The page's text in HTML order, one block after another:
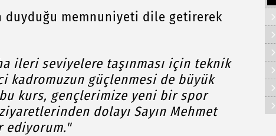
duyduğu memnuniyeti dile getirerek
ileri seviyelere taşınması için teknik
kadromuzun güçlenmesi de büyük
kurs, gençlerimize yeni bir spor
dolayı Sayın Mehmet
ediyorum."